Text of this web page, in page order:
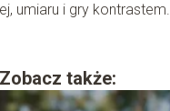
umiaru i gry kontrastem.
Zobacz także: